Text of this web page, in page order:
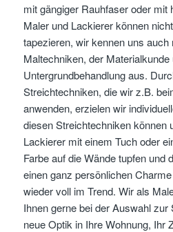
mit gängiger Rauhfaser oder mit
Maler und Lackierer können
tapezieren, wir kennen uns
Maltechniken, der Materialkunde
Untergrundbehandlung aus.
Streichtechniken, die wir z.B.
anwenden, erzielen wir
diesen Streichtechniken können
Lackierer mit einem Tuch oder
Farbe auf die Wände tupfen und
einen ganz persönlichen
wieder voll im Trend. Wir als
Ihnen gerne bei der Auswahl zur
neue Optik in Ihre Wohnung, Ihr